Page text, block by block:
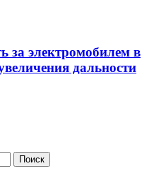
методы
износа